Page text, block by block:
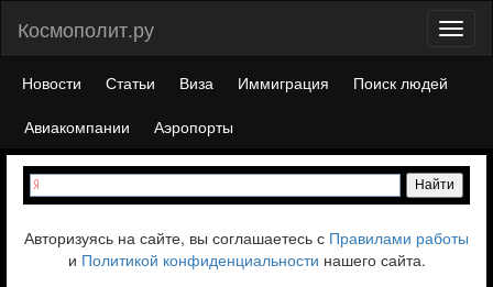
Космополит.ру
Новости Статьи Виза Иммиграция
Поиск людей
Авиакомпании
Аэропорты
Авторизуясь на сайте, вы соглашаетесь с Правилами работы
и Политикой конфиденциальности нашего сайта.